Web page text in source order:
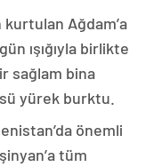
kurtulan Ağdam’a
ışığıyla birlikte
sağlam bina
yürek burktu.
önemli
tüm